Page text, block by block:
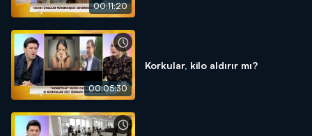
00:11:20
00:05:30
Korkular, kilo aldırır mı?